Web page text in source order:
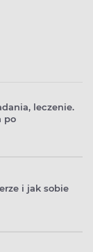
leczenie.
po
i jak sobie